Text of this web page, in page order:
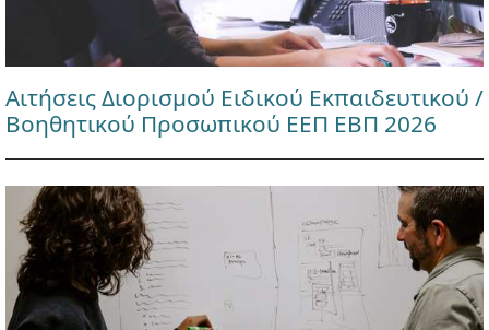
Αιτήσεις Διορισμού Ειδικού Εκπαιδευτικού /
Βοηθητικού Προσωπικού ΕΕΠ ΕΒΠ 2026